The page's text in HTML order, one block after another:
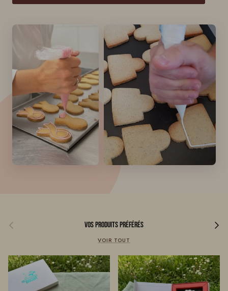
Précédent Vos produits préférés Suivant
VOIR TOUT